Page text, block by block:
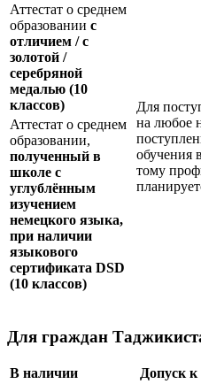
Аттестат о среднем
образовании с
отличием / с
золотой /
серебряной
медалью (10
классов)
Для
на любое
обучения
тому
Аттестат о среднем
образовании,
полученный в
школе с
углублённым
изучением
немецкого языка,
при наличии
языкового
сертификата DSD
(10 классов)
Для граждан
В наличии
Допуск